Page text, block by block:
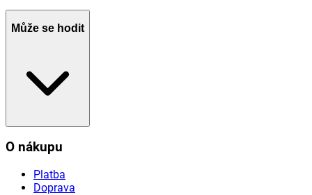
Může se hodit
O nákupu
Platba
Doprava